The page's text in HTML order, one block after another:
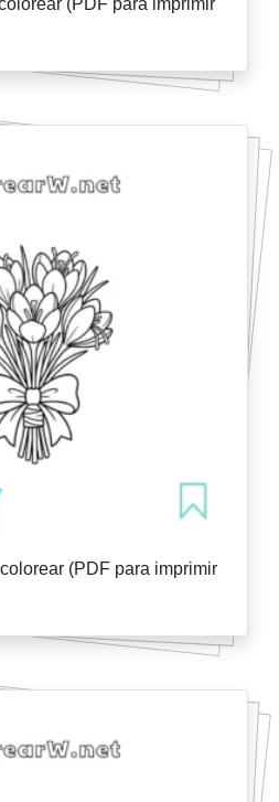
(PDF para imprimir
(PDF para imprimir